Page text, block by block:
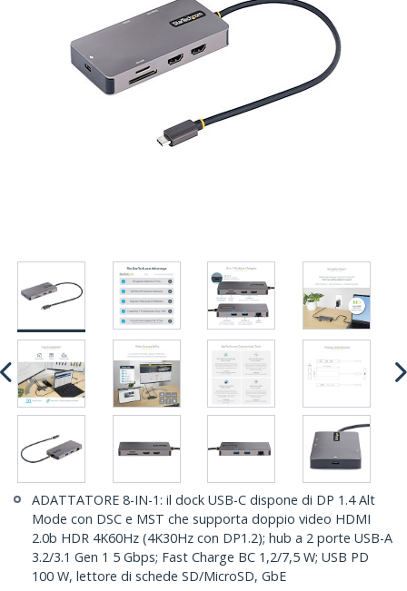
ADATTATORE 8-IN-1: il dock USB-C dispone di DP 1.4 Alt
Mode con DSC e MST che supporta doppio video HDMI
2.0b HDR 4K60Hz (4K30Hz con DP1.2); hub a 2 porte USB-A
3.2/3.1 Gen 1 5 Gbps; Fast Charge BC 1,2/7,5 W; USB PD
100 W, lettore di schede SD/MicroSD, GbE